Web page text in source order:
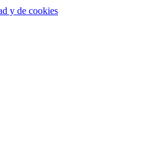
y de cookies